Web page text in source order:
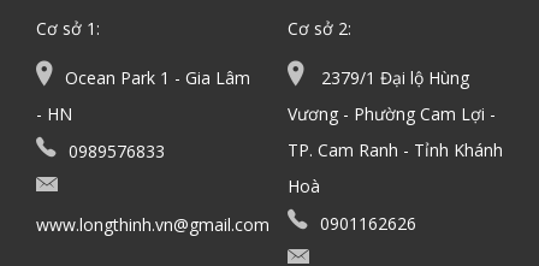
Cơ sở 1:
Ocean Park 1 - Gia Lâm
- HN
0989576833
www.longthinh.vn@gmail.com
Cơ sở 2:
2379/1 Đại lộ Hùng
Vương - Phường Cam Lợi -
TP. Cam Ranh - Tỉnh Khánh
Hoà
0901162626